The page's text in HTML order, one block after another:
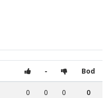
- Bod
0 0 0 0